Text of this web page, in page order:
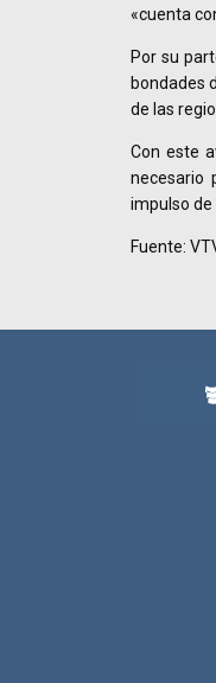
«cuenta
Por su
bondades
de las
Con este
necesario
impulso de
Fuente: